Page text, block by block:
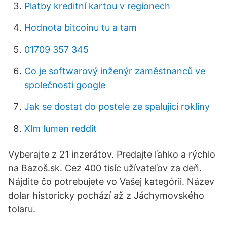
Platby kreditní kartou v regionech
Hodnota bitcoinu tu a tam
01709 357 345
Co je softwarový inženýr zaměstnanců ve
společnosti google
Jak se dostat do postele ze spalující rokliny
Xlm lumen reddit
Vyberajte z 21 inzerátov. Predajte ľahko a rýchlo
na Bazoš.sk. Cez 400 tisíc užívateľov za deň.
Nájdite čo potrebujete vo Vašej kategórii. Název
dolar historicky pochází až z Jáchymovského
tolaru.